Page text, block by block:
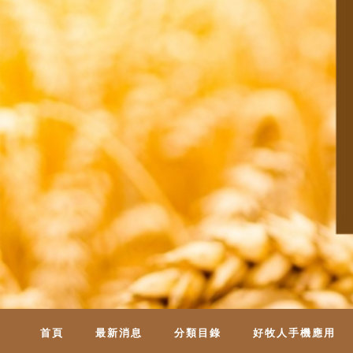
首頁 最新消息 分類目錄 好牧人手機應用